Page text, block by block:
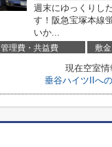
週末にゆっくりし
す！阪急宝塚本線
いか...
管理費・共益費 敷金
現在空室情
垂谷ハイツIIへ